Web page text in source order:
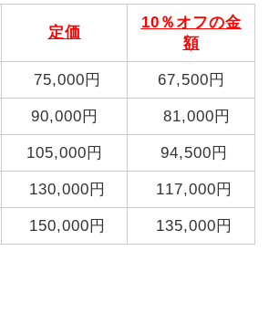
定価
10％オフの金
額
75,000円 67,500円
90,000円 81,000円
105,000円 94,500円
130,000円 117,000円
150,000円 135,000円